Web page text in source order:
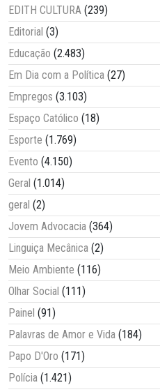
EDITH CULTURA (239)
Editorial (3)
Educação (2.483)
Em Dia com a Política (27)
Empregos (3.103)
Espaço Católico (18)
Esporte (1.769)
Evento (4.150)
Geral (1.014)
geral (2)
Jovem Advocacia (364)
Linguiça Mecânica (2)
Meio Ambiente (116)
Olhar Social (111)
Painel (91)
Palavras de Amor e Vida (184)
Papo D'Oro (171)
Polícia (1.421)